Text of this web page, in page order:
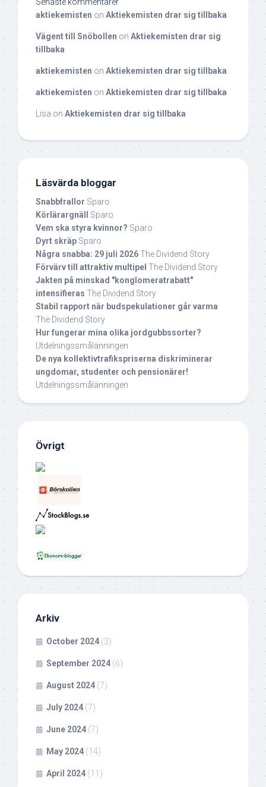
Senaste kommentarer
aktiekemisten on Aktiekemisten drar sig tillbaka
Vägent till Snöbollen on Aktiekemisten drar sig
tillbaka
aktiekemisten on Aktiekemisten drar sig tillbaka
aktiekemisten on Aktiekemisten drar sig tillbaka
Lisa on Aktiekemisten drar sig tillbaka
Läsvärda bloggar
Snabbfrallor Sparo
Körlärargnäll
Sparo
Vem ska styra kvinnor? Sparo
Dyrt skräp Sparo
Några snabba: 29 juli 2026The Dividend Story
Förvärv till attraktiv multipel The Dividend Story
Jakten på minskad "konglomeratrabatt"
intensifieras The Dividend Story
Stabil rapport när budspekulationer går varma
The Dividend Story
Hur fungerar mina olika jordgubbssorter?
Utdelningssmålänningen
De nya kollektivtrafikspriserna diskriminerar
ungdomar, studenter och pensionärer!
Utdelningssmålänningen
Övrigt
Arkiv
October 2024 (3)
September 2024 (6)
August 2024 (7)
July 2024 (7)
June 2024 (7)
May 2024 (14)
April 2024 (11)